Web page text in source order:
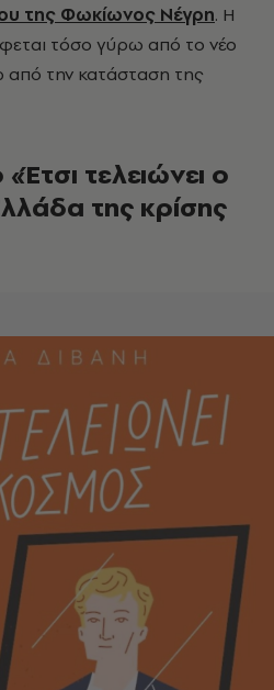
της Φωκίωνος Νέγρη. Η
τόσο γύρω από το νέο
από την κατάσταση της
τελειώνει ο
της κρίσης